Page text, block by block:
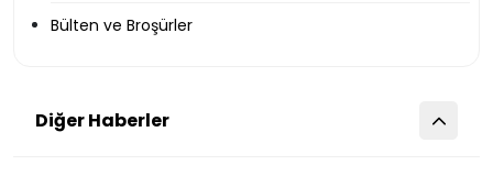
Bülten ve Broşürler
Diğer Haberler